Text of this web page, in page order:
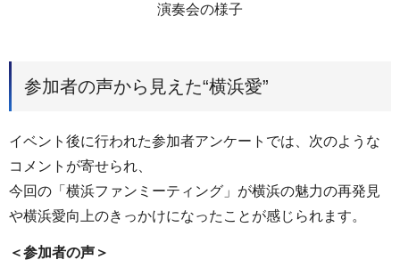
演奏会の様子
参加者の声から見えた“横浜愛”
イベント後に行われた参加者アンケートでは、次のような
コメントが寄せられ、
今回の「横浜ファンミーティング」が横浜の魅力の再発見
や横浜愛向上のきっかけになったことが感じられます。
＜参加者の声＞